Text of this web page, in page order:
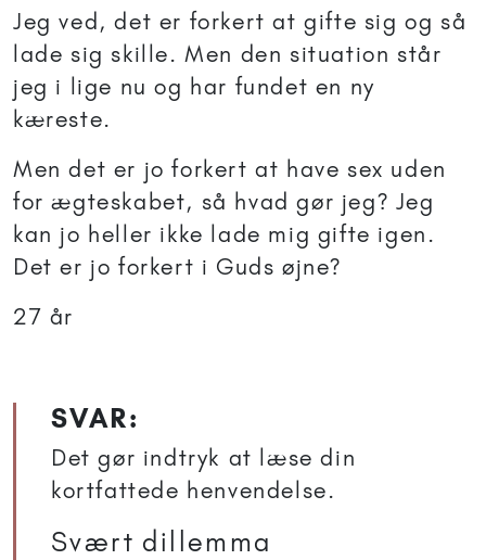
Jeg ved, det er forkert at gifte sig og så
lade sig skille. Men den situation står
jeg i lige nu og har fundet en ny
kæreste.
Men det er jo forkert at have sex uden
for ægteskabet, så hvad gør jeg? Jeg
kan jo heller ikke lade mig gifte igen.
Det er jo forkert i Guds øjne?
27 år
SVAR:
Det gør indtryk at læse din
kortfattede henvendelse.
Svært dillemma